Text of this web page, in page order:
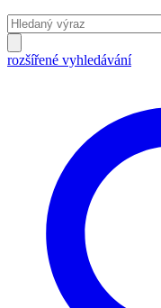
rozšířené vyhledávání